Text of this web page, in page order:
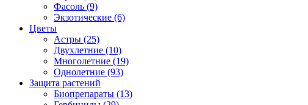
Фасоль (9)
Экзотические (6)
Цветы
Астры (25)
Двухлетние (10)
Многолетние (19)
Однолетние (93)
Защита растений
Биопрепараты (13)